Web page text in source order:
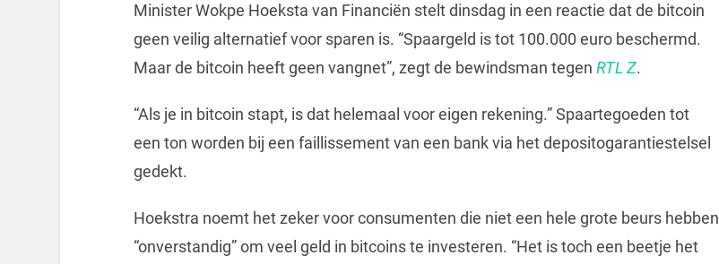
Minister Wokpe Hoeksta van Financiën stelt dinsdag in een reactie dat de bitcoin
geen veilig alternatief voor sparen is. “Spaargeld is tot 100.000 euro beschermd.
Maar de bitcoin heeft geen vangnet”, zegt de bewindsman tegen RTL Z.
“Als je in bitcoin stapt, is dat helemaal voor eigen rekening.” Spaartegoeden tot
een ton worden bij een faillissement van een bank via het depositogarantiestelsel
gedekt.
Hoekstra noemt het zeker voor consumenten die niet een hele grote beurs hebben
“onverstandig” om veel geld in bitcoins te investeren. “Het is toch een beetje het